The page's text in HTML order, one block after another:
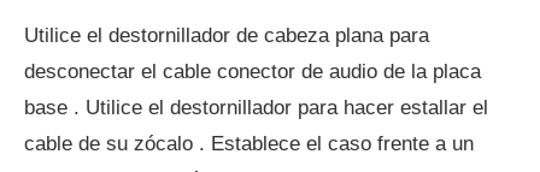
Utilice el destornillador de cabeza plana para
desconectar el cable conector de audio de la placa
base . Utilice el destornillador para hacer estallar el
cable de su zócalo . Establece el caso frente a un